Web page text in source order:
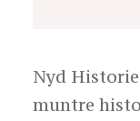
Nyd
muntre